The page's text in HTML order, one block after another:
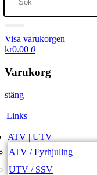
Visa varukorgen
kr0.00 0
Varukorg
stäng
Links
ATV | UTV
ATV / Fyrhjuling
UTV / SSV